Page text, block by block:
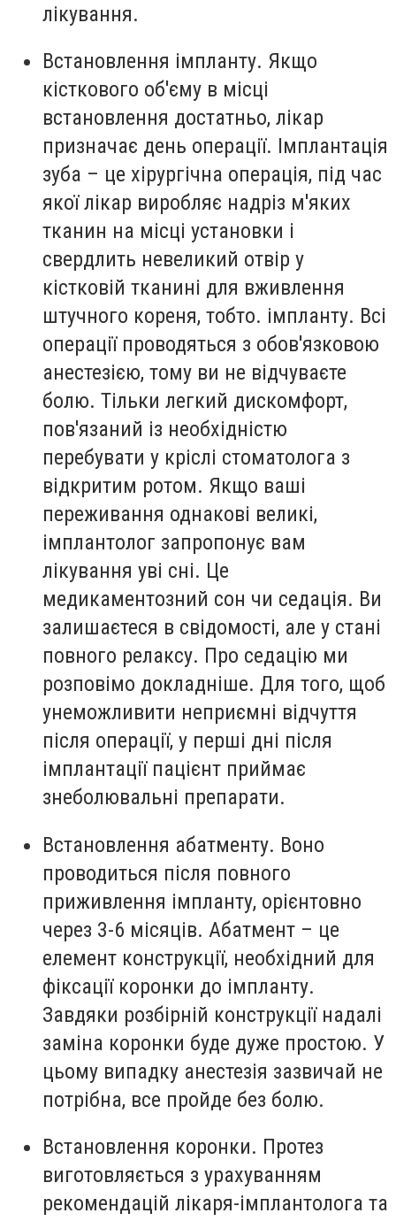
лікування.
Встановлення імпланту. Якщо
кісткового об'єму в місці
встановлення достатньо, лікар
призначає день операції. Імплантація
зуба – це хірургічна операція, під час
якої лікар виробляє надріз м'яких
тканин на місці установки і
свердлить невеликий отвір у
кістковій тканині для вживлення
штучного кореня, тобто. імпланту. Всі
операції проводяться з обов'язковою
анестезією, тому ви не відчуваєте
болю. Тільки легкий дискомфорт,
пов'язаний із необхідністю
перебувати у кріслі стоматолога з
відкритим ротом. Якщо ваші
переживання однакові великі,
імплантолог запропонує вам
лікування уві сні. Це
медикаментозний сон чи седація. Ви
залишаєтеся в свідомості, але у стані
повного релаксу. Про седацію ми
розповімо докладніше. Для того, щоб
унеможливити неприємні відчуття
після операції, у перші дні після
імплантації пацієнт приймає
знеболювальні препарати.
Встановлення абатменту. Воно
проводиться після повного
приживлення імпланту, орієнтовно
через 3-6 місяців. Абатмент – це
елемент конструкції, необхідний для
фіксації коронки до імпланту.
Завдяки розбірній конструкції надалі
заміна коронки буде дуже простою. У
цьому випадку анестезія зазвичай не
потрібна, все пройде без болю.
Встановлення коронки. Протез
виготовляється з урахуванням
рекомендацій лікаря-імплантолога та